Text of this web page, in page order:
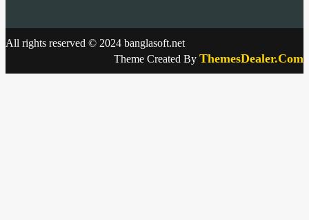
All rights reserved © 2024 banglasoft.net
Theme Created By ThemesDealer.Com